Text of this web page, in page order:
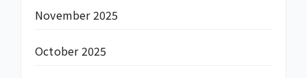
November 2025
October 2025